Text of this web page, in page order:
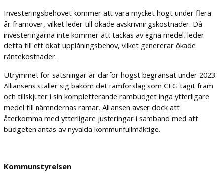
Investeringsbehovet kommer att vara mycket högt under flera
år framöver, vilket leder till ökade avskrivningskostnader. Då
investeringarna inte kommer att täckas av egna medel, leder
detta till ett ökat upplåningsbehov, vilket genererar ökade
räntekostnader.
Utrymmet för satsningar är därför högst begränsat under 2023.
Alliansens ställer sig bakom det ramförslag som CLG tagit fram
och tillskjuter i sin kompletterande rambudget inga ytterligare
medel till nämndernas ramar. Alliansen avser dock att
återkomma med ytterligare justeringar i samband med att
budgeten antas av nyvalda kommunfullmäktige.
Kommunstyrelsen